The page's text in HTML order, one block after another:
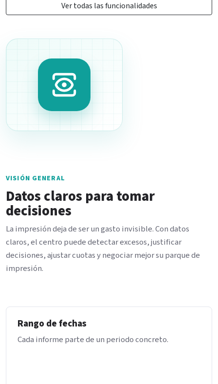
Ver todas las funcionalidades
VISIÓN GENERAL
Datos claros para tomar
decisiones
La impresión deja de ser un gasto invisible. Con datos
claros, el centro puede detectar excesos, justificar
decisiones, ajustar cuotas y negociar mejor su parque de
impresión.
Rango de fechas
Cada informe parte de un periodo concreto.